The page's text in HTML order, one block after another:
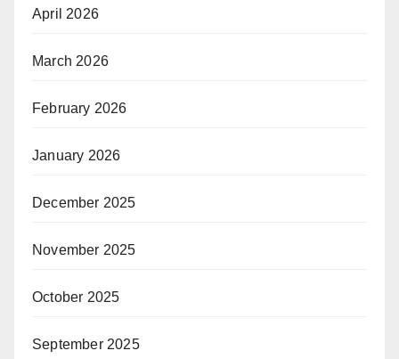
April 2026
March 2026
February 2026
January 2026
December 2025
November 2025
October 2025
September 2025